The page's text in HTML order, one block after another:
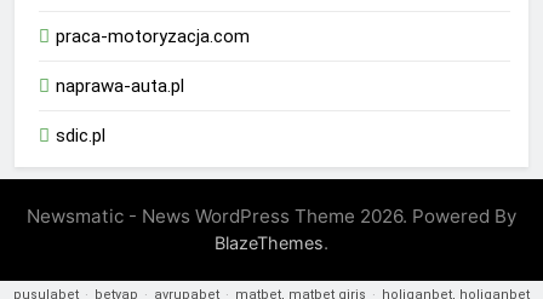
praca-motoryzacja.com
naprawa-auta.pl
sdic.pl
Newsmatic - News WordPress Theme 2026. Powered By
BlazeThemes.
pusulabet · betyap · avrupabet · matbet, matbet giriş · holiganbet, holiganbet